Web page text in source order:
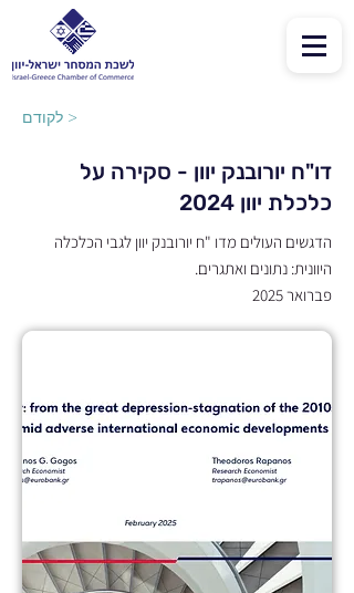
לקודם >
דו"ח יורובנק יוון - סקירה על
כלכלת יוון 2024
הדגשים העולים מדו "ח יורובנק יוון לגבי הכלכלה
היוונית: נתונים ואתגרים.
פברואר 2025